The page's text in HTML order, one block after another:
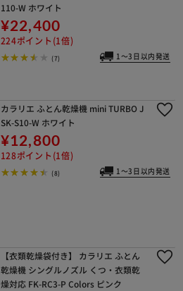
110-W ホワイト
¥22,400
224ポイント(1倍)
(7) 1～3日以内発送
カラリエ ふとん乾燥機 mini TURBO J
SK-S10-W ホワイト
¥12,800
128ポイント(1倍)
(8) 1～3日以内発送
【衣類乾燥袋付き】 カラリエ ふとん
乾燥機 シングルノズル くつ・衣類乾
燥対応 FK-RC3-P Colors ピンク